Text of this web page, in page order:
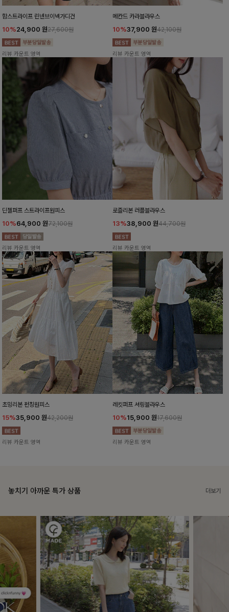
함스트라이프 린넨브이넥가디건
10%24,900 원27,600원
리뷰 카운트 영역
메칸드 카라블라우스
10%37,900 원42,100원
리뷰 카운트 영역
딘젤퍼프 스트라이프원피스
10%64,900 원72,100원
리뷰 카운트 영역
로즐리본 러플블라우스
13%38,900 원44,700원
리뷰 카운트 영역
초밍리본 펀칭원피스
15%35,900 원42,200원
리뷰 카운트 영역
레킷퍼프 셔링블라우스
10%15,900 원17,600원
리뷰 카운트 영역
놓치기 아까운 특가 상품 더보기